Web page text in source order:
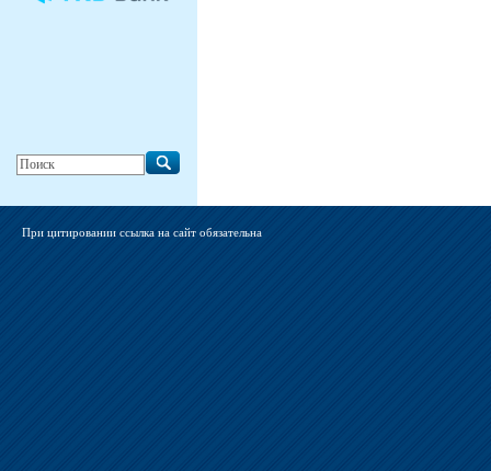
При цитировании ссылка на сайт обязательна